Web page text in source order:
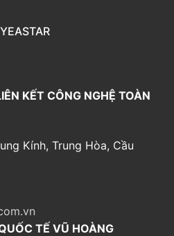
KẾT CÔNG NGHỆ TOÀN
Kính, Trung Hòa, Cầu
TẾ VŨ HOÀNG